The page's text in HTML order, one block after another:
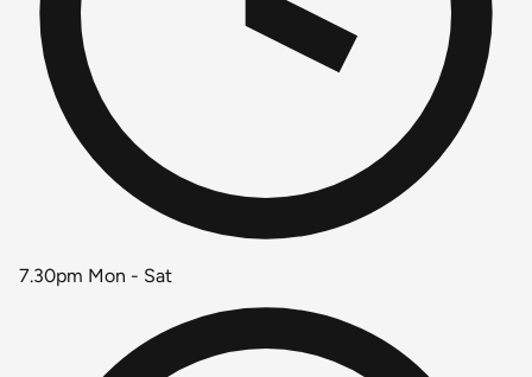
7.30pm Mon - Sat